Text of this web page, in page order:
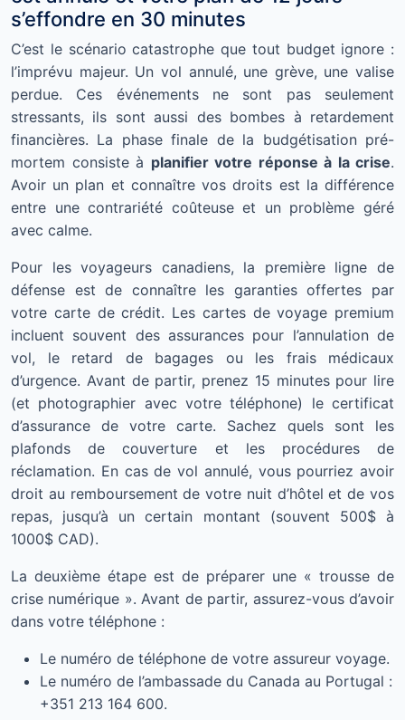
s’effondre en 30 minutes
C’est le scénario catastrophe que tout budget ignore :
l’imprévu majeur. Un vol annulé, une grève, une valise
perdue. Ces événements ne sont pas seulement
stressants, ils sont aussi des bombes à retardement
financières. La phase finale de la budgétisation pré-
mortem consiste à planifier votre réponse à la crise.
Avoir un plan et connaître vos droits est la différence
entre une contrariété coûteuse et un problème géré
avec calme.
Pour les voyageurs canadiens, la première ligne de
défense est de connaître les garanties offertes par
votre carte de crédit. Les cartes de voyage premium
incluent souvent des assurances pour l’annulation de
vol, le retard de bagages ou les frais médicaux
d’urgence. Avant de partir, prenez 15 minutes pour lire
(et photographier avec votre téléphone) le certificat
d’assurance de votre carte. Sachez quels sont les
plafonds de couverture et les procédures de
réclamation. En cas de vol annulé, vous pourriez avoir
droit au remboursement de votre nuit d’hôtel et de vos
repas, jusqu’à un certain montant (souvent 500$ à
1000$ CAD).
La deuxième étape est de préparer une « trousse de
crise numérique ». Avant de partir, assurez-vous d’avoir
dans votre téléphone :
Le numéro de téléphone de votre assureur voyage.
Le numéro de l’ambassade du Canada au Portugal :
+351 213 164 600.